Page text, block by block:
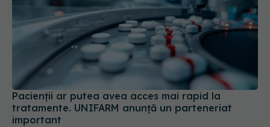
Pacienții ar putea avea acces mai rapid la
tratamente. UNIFARM anunță un parteneriat
important